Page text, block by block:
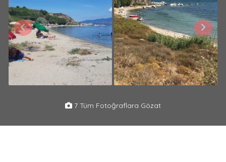
7 Tüm Fotoğraflara Gözat